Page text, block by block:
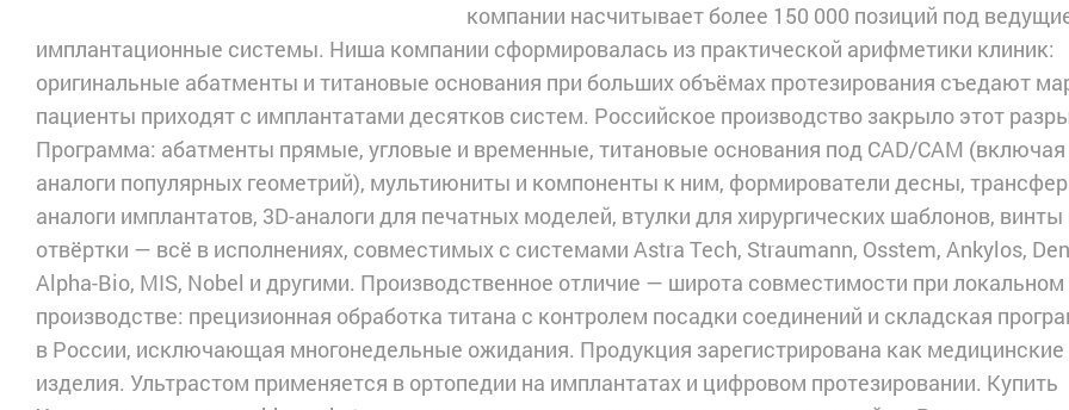
компании насчитывает более 150 000 позиций под
имплантационные системы. Ниша компании сформировалась из практической арифметики клиник:
оригинальные абатменты и титановые основания при больших объёмах протезирования съедают
пациенты приходят с имплантатами десятков систем. Российское производство закрыло этот
Программа: абатменты прямые, угловые и временные, титановые основания под CAD/CAM (включая
аналоги популярных геометрий), мультиюниты и компоненты к ним, формирователи десны,
аналоги имплантатов, 3D-аналоги для печатных моделей, втулки для хирургических шаблонов, винты
отвёртки — всё в исполнениях, совместимых с системами Astra Tech, Straumann, Osstem, Ankylos,
Alpha-Bio, MIS, Nobel и другими. Производственное отличие — широта совместимости при локальном
производстве: прецизионная обработка титана с контролем посадки соединений и складская
в России, исключающая многонедельные ожидания. Продукция зарегистрирована как медицинские
изделия. Ультрастом применяется в ортопедии на имплантатах и цифровом протезировании. Купить